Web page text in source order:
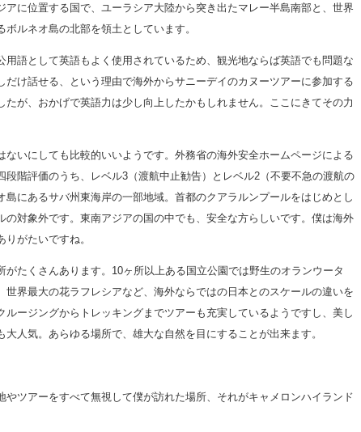
アに位置する国で、ユーラシア大陸から突き出たマレー半島南部と、世界
ルネオ島の北部を領土としています。
用語として英語もよく使用されているため、観光地ならば英語でも問題な
だけ話せる、という理由で海外からサニーデイのカヌーツアーに参加する
たが、おかげで英語力は少し向上したかもしれません。ここにきてその力
ないにしても比較的いいようです。外務省の海外安全ホームページによる
段階評価のうち、レベル3（渡航中止勧告）とレベル2（不要不急の渡航の
島にあるサバ州東海岸の一部地域。首都のクアラルンプールをはじめとし
の対象外です。東南アジアの国の中でも、安全な方らしいです。僕は海外
がたいですね。
がたくさんあります。10ヶ所以上ある国立公園では野生のオランウータ
世界最大の花ラフレシアなど、海外ならではの日本とのスケールの違いを
ルージングからトレッキングまでツアーも充実しているようですし、美し
人気。あらゆる場所で、雄大な自然を目にすることが出来ます。
やツアーをすべて無視して僕が訪れた場所、それがキャメロンハイランド